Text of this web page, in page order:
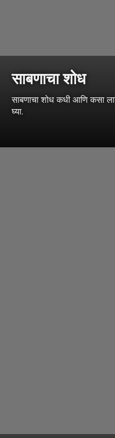
साबणाचा शोध
साबणाचा शोध कधी आणि कसा
घ्या.